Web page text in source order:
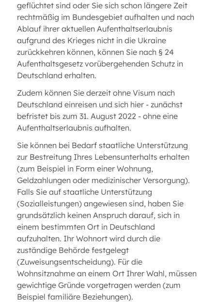
geflüchtet sind oder Sie sich schon längere Zeit
rechtmäßig im Bundesgebiet aufhalten und nach
Ablauf ihrer aktuellen Aufenthaltserlaubnis
aufgrund des Krieges nicht in die Ukraine
zurückkehren können, können Sie nach § 24
Aufenthaltsgesetz vorübergehenden Schutz in
Deutschland erhalten.
Zudem können Sie derzeit ohne Visum nach
Deutschland einreisen und sich hier - zunächst
befristet bis zum 31. August 2022 - ohne eine
Aufenthaltserlaubnis aufhalten.
Sie können bei Bedarf staatliche Unterstützung
zur Bestreitung Ihres Lebensunterhalts erhalten
(zum Beispiel in Form einer Wohnung,
Geldzahlungen oder medizinischer Versorgung).
Falls Sie auf staatliche Unterstützung
(Sozialleistungen) angewiesen sind, haben Sie
grundsätzlich keinen Anspruch darauf, sich in
einem bestimmten Ort in Deutschland
aufzuhalten. Ihr Wohnort wird durch die
zuständige Behörde festgelegt
(Zuweisungsentscheidung). Für die
Wohnsitznahme an einem Ort Ihrer Wahl, müssen
gewichtige Gründe vorgetragen werden (zum
Beispiel familiäre Beziehungen).